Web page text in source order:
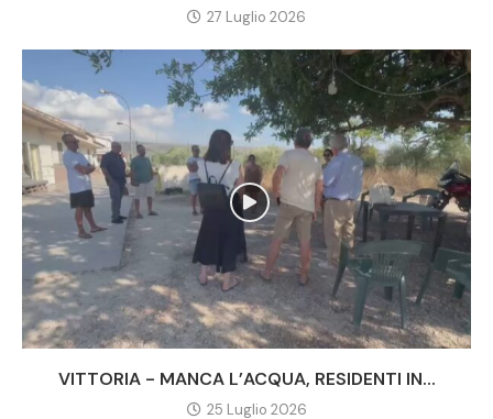
27 Luglio 2026
VITTORIA - MANCA L’ACQUA, RESIDENTI IN...
25 Luglio 2026